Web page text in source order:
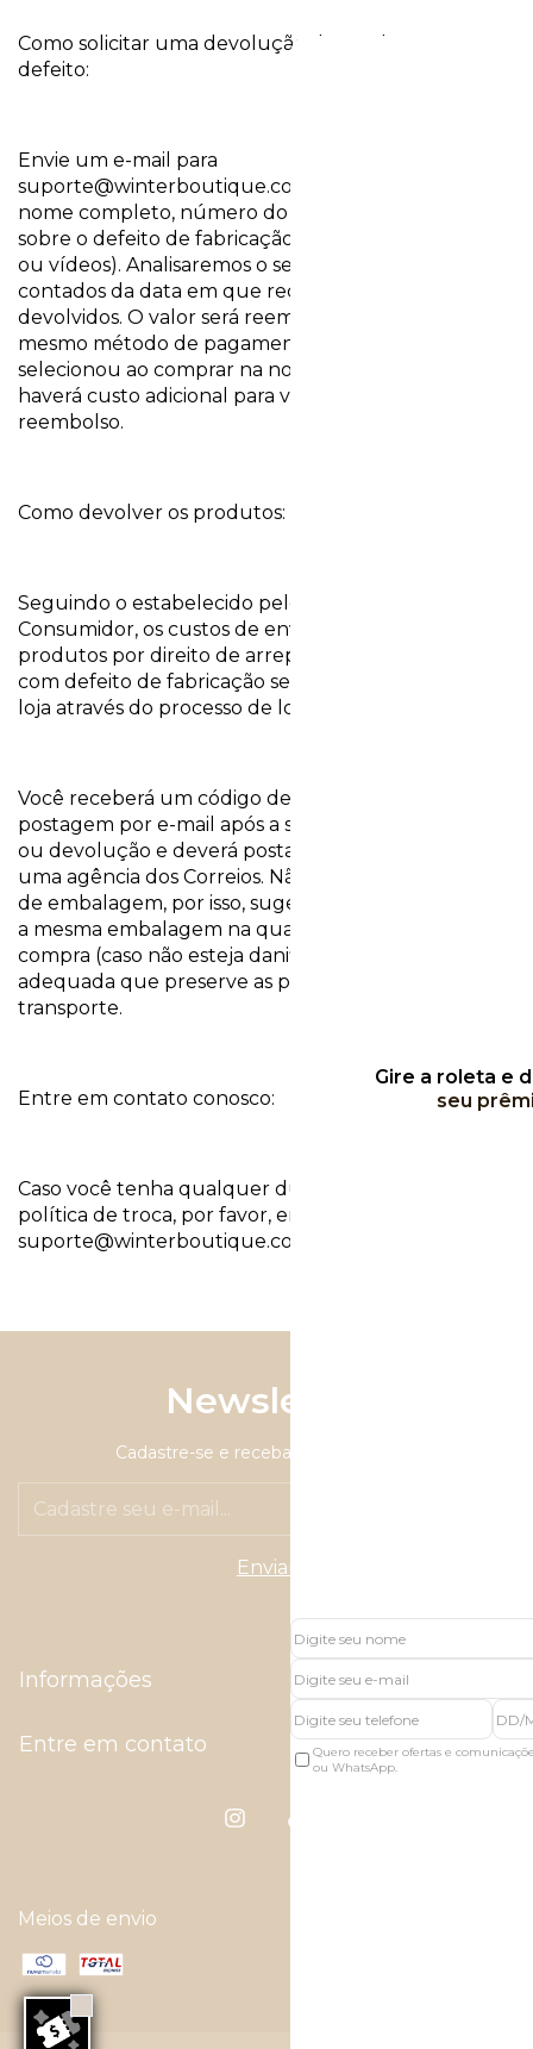
Gire a roleta e
seu
Quero receber ofertas e
ou WhatsApp.
Como solicitar uma devolução de produtos com
defeito:
Envie um e-mail para
suporte@winterboutique.com.br
nome completo, número do pedido e informações
sobre o defeito de fabricação (descrição com fotos
ou vídeos). Analisaremos o seu caso em até 30 dias
contados da data em que recebermos os produtos
devolvidos. O valor será reembolsado utilizando o
mesmo método de pagamento que você
selecionou ao comprar na nossa loja virtual. Não
haverá custo adicional para você receber o
reembolso.
Como devolver os produtos:
Seguindo o estabelecido pelo Direito do
Consumidor, os custos de envio da devolução de
produtos por direito de arrependimento ou itens
com defeito de fabricação serão cobertos pela nossa
loja através do processo de logística reversa.
Você receberá um código de autorização de
postagem por e-mail após a sua solicitação de troca
ou devolução e deverá postar a mercadoria em
uma agência dos Correios. Não cobrimos os custos
de embalagem, por isso, sugerimos que você utilize
a mesma embalagem na qual recebeu a sua
compra (caso não esteja danificada) ou uma caixa
adequada que preserve as peças durante o
transporte.
Entre em contato conosco:
Caso você tenha qualquer dúvida sobre a nossa
política de troca, por favor, entre em contato pelo
suporte@winterboutique.com.br
Newsletter
Cadastre-se e receba nossas ofertas.
Informações
Entre em contato
Meios de envio